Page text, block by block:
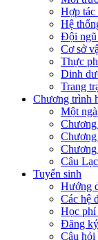
Hợp tác
Hệ
Đội ngũ
Cơ sở
Thực
Dinh
Trang
Chương trình
Một
Câu
Tuyển sinh
Hướng
Các hệ
Học phí
Đăng
Câu hỏi